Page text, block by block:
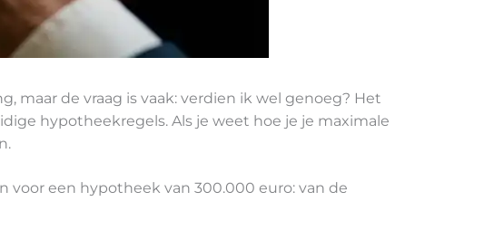
maar de vraag is vaak: verdien ik wel genoeg? Het
hypotheekregels. Als je weet hoe je je maximale
een hypotheek van 300.000 euro: van de